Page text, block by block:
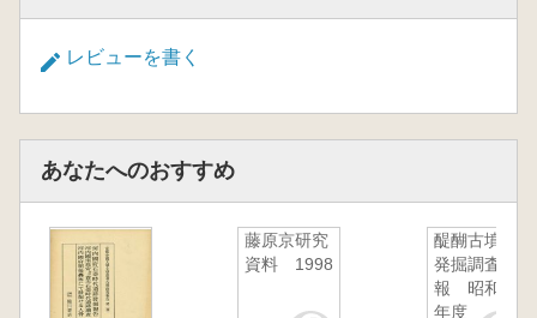
レビューを書く
あなたへのおすすめ
藤原京研究
資料 1998
醍醐古墳群
発掘調査概
報 昭和60
年度